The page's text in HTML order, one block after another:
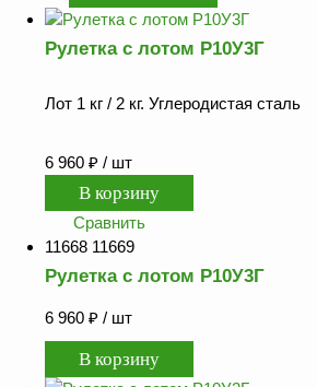
компании
Услуги
Распродажа
сделать
заказ?
Оплата
Доставка
самовывоз
Рулетка с лотом Р10У3Г
Лот 1 кг / 2 кг. Углеродистая сталь
6 960 ₽ / шт
Сравнить
11668 11669
Рулетка с лотом Р10У3Г
6 960 ₽ / шт